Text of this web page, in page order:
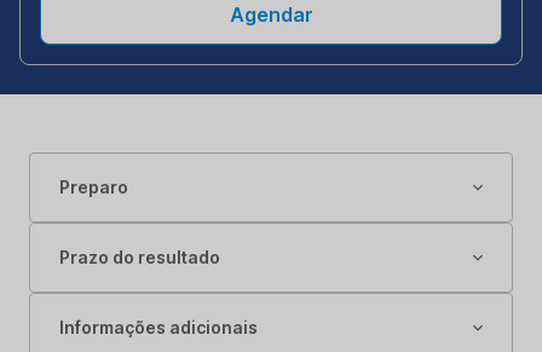
Agendar
Preparo
Prazo do resultado
Informações adicionais